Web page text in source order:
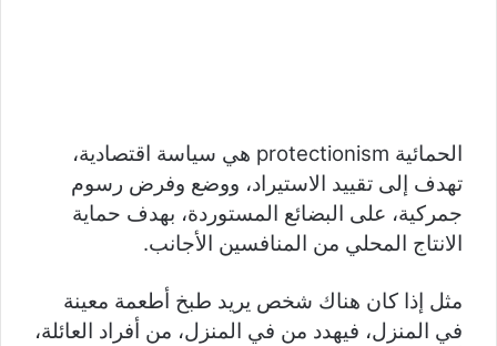
الحمائية protectionism هي سياسة اقتصادية،
تهدف إلى تقييد الاستيراد، ووضع وفرض رسوم
جمركية، على البضائع المستوردة، بهدف حماية
الانتاج المحلي من المنافسين الأجانب.
مثل إذا كان هناك شخص يريد طبخ أطعمة معينة
في المنزل، فيهدد من في المنزل، من أفراد العائلة،